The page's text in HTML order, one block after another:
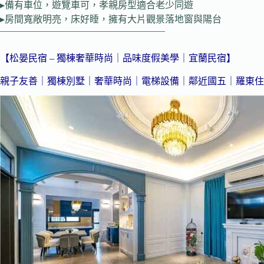
▸備有車位，遊覽車可，孝親房型適合老少同遊
▸房間寬敞明亮，床好睡，擁有大片觀景落地窗與陽台
—————————————————–
【松晏民宿 – 獨棟奢華時尚｜品味度假美學｜宜蘭民宿】
親子友善｜獨棟別墅｜奢華時尚｜電梯設備 ｜鄰近國五｜羅東